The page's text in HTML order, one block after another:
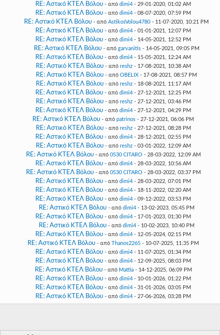
RE: Αστικό ΚΤΕΛ Βόλου - από dimi4 - 29-01-2020, 01:02 AM
RE: Αστικό ΚΤΕΛ Βόλου - από dimi4 - 08-07-2020, 07:59 PM
RE: Αστικό ΚΤΕΛ Βόλου - από AstikosVolou4780 - 11-07-2020, 10:21 PM
RE: Αστικό ΚΤΕΛ Βόλου - από dimi4 - 01-01-2021, 12:07 PM
RE: Αστικό ΚΤΕΛ Βόλου - από dimi4 - 14-05-2021, 12:52 PM
RE: Αστικό ΚΤΕΛ Βόλου - από garvanitis- 14-05-2021, 09:05 PM
RE: Αστικό ΚΤΕΛ Βόλου - από dimi4 - 15-05-2021, 12:24 AM
RE: Αστικό ΚΤΕΛ Βόλου - από reshz- 17-08-2021, 10:38 AM
RE: Αστικό ΚΤΕΛ Βόλου - από OBELIX - 17-08-2021, 08:57 PM
RE: Αστικό ΚΤΕΛ Βόλου - από reshz- 18-08-2021, 11:17 AM
RE: Αστικό ΚΤΕΛ Βόλου - από dimi4 - 27-12-2021, 12:25 PM
RE: Αστικό ΚΤΕΛ Βόλου - από reshz- 27-12-2021, 03:46 PM
RE: Αστικό ΚΤΕΛ Βόλου - από dimi4 - 27-12-2021, 04:29 PM
RE: Αστικό ΚΤΕΛ Βόλου - από patrinos - 27-12-2021, 06:06 PM
RE: Αστικό ΚΤΕΛ Βόλου - από reshz- 27-12-2021, 08:28 PM
RE: Αστικό ΚΤΕΛ Βόλου - από dimi4 - 28-12-2021, 02:55 PM
RE: Αστικό ΚΤΕΛ Βόλου - από reshz- 03-01-2022, 12:09 AM
RE: Αστικό ΚΤΕΛ Βόλου - από 0530 CITARO- 28-03-2022, 12:09 AM
RE: Αστικό ΚΤΕΛ Βόλου - από dimi4 - 28-03-2022, 10:56 AM
RE: Αστικό ΚΤΕΛ Βόλου - από 0530 CITARO- 28-03-2022, 03:37 PM
RE: Αστικό ΚΤΕΛ Βόλου - από dimi4 - 28-03-2022, 07:01 PM
RE: Αστικό ΚΤΕΛ Βόλου - από dimi4 - 18-11-2022, 02:20 AM
RE: Αστικό ΚΤΕΛ Βόλου - από dimi4 - 09-12-2022, 03:53 PM
RE: Αστικό ΚΤΕΛ Βόλου - από dimi4- 13-02-2023, 05:45 PM
RE: Αστικό ΚΤΕΛ Βόλου - από dimi4 - 17-01-2023, 01:30 PM
RE: Αστικό ΚΤΕΛ Βόλου - από dimi4- 10-02-2023, 10:40 PM
RE: Αστικό ΚΤΕΛ Βόλου - από dimi4 - 12-05-2024, 02:15 PM
RE: Αστικό ΚΤΕΛ Βόλου - από Thanos2265 - 10-07-2025, 11:35 PM
RE: Αστικό ΚΤΕΛ Βόλου - από dimi4 - 11-07-2025, 01:34 PM
RE: Αστικό ΚΤΕΛ Βόλου - από dimi4 - 12-09-2025, 08:03 PM
RE: Αστικό ΚΤΕΛ Βόλου - από Mattia- 14-12-2025, 06:09 PM
RE: Αστικό ΚΤΕΛ Βόλου - από dimi4 - 10-01-2026, 01:22 PM
RE: Αστικό ΚΤΕΛ Βόλου - από dimi4 - 31-01-2026, 03:05 PM
RE: Αστικό ΚΤΕΛ Βόλου - από dimi4 - 27-06-2026, 03:28 PM